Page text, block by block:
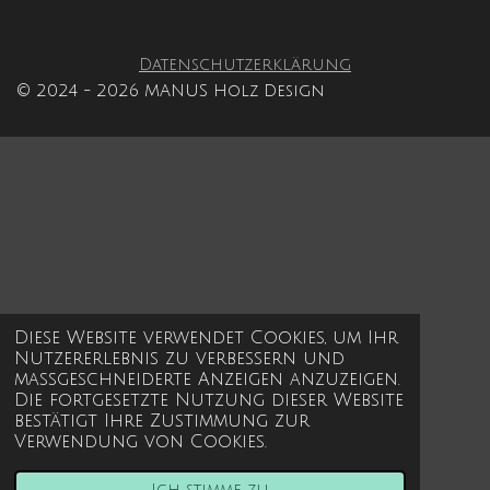
Diese Website verwendet Cookies, um Ihr
Nutzererlebnis zu verbessern und
maßgeschneiderte Anzeigen anzuzeigen.
Die fortgesetzte Nutzung dieser Website
bestätigt Ihre Zustimmung zur
Verwendung von Cookies.
Datenschutzerklärung
© 2024 - 2026 MANUS Holz Design